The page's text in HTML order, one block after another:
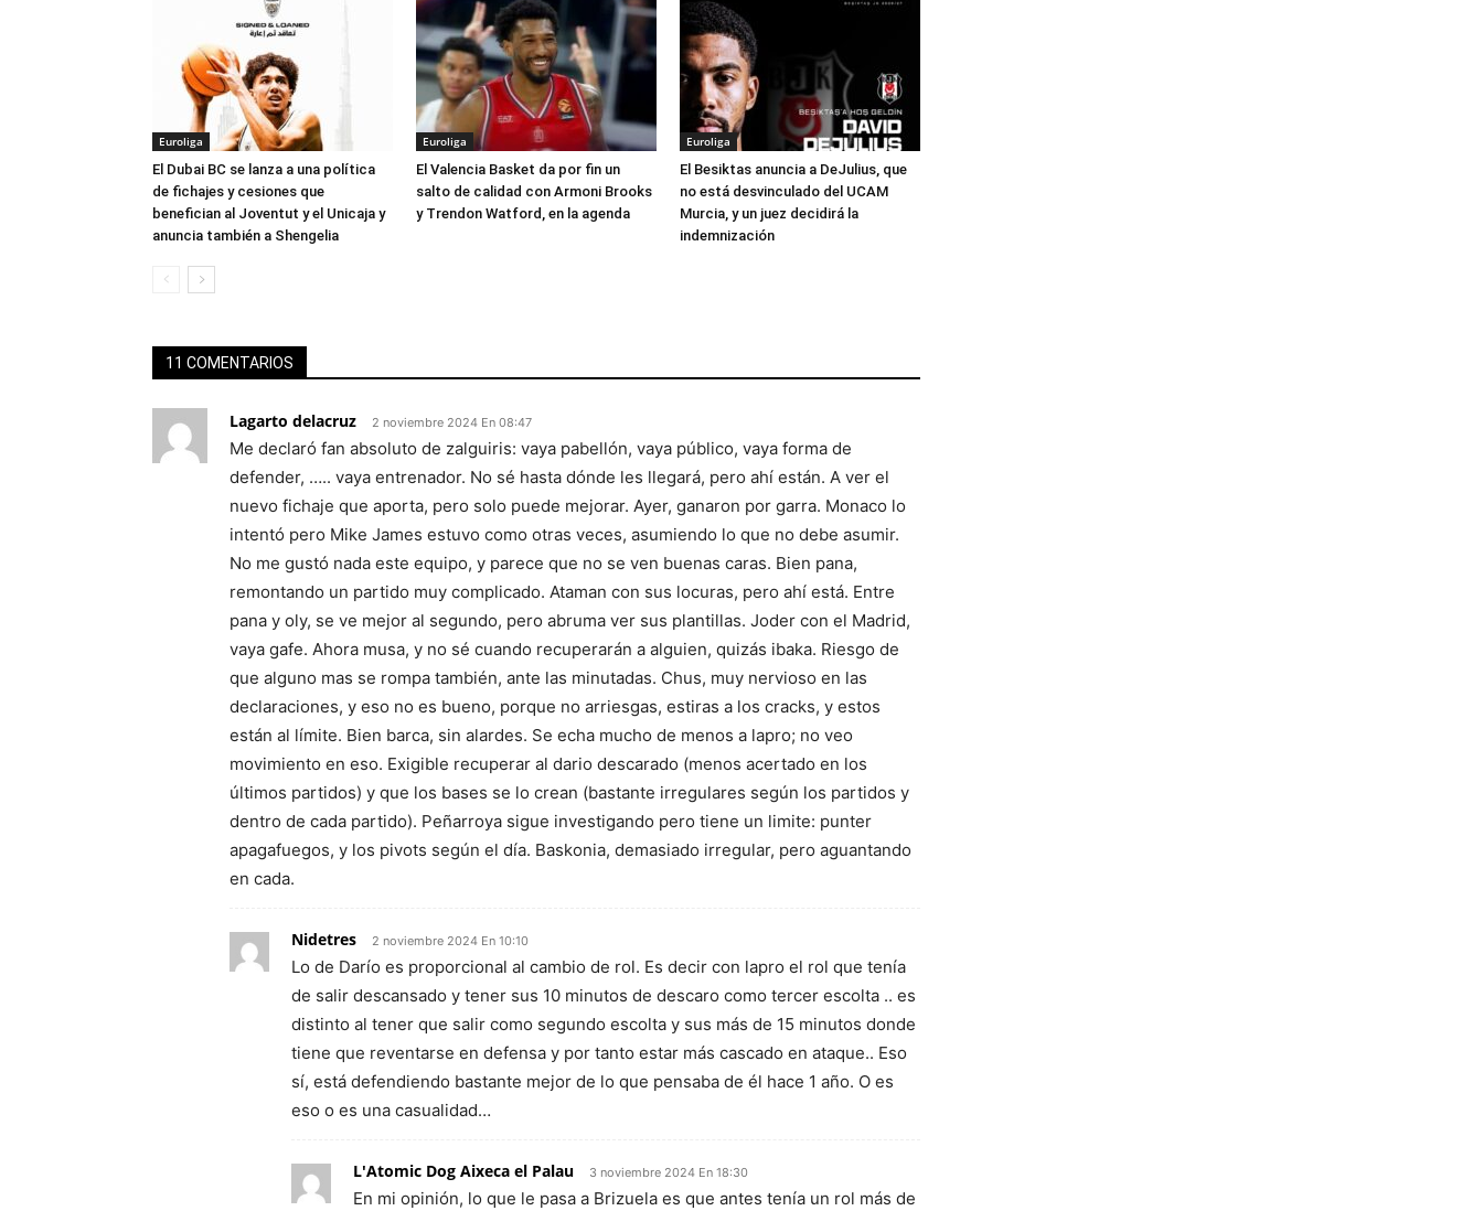
Euroliga
El Dubai BC se lanza a una política
de fichajes y cesiones que
benefician al Joventut y el Unicaja y
anuncia también a Shengelia
Euroliga
El Valencia Basket da por fin un
salto de calidad con Armoni Brooks
y Trendon Watford, en la agenda
Euroliga
El Besiktas anuncia a DeJulius, que
no está desvinculado del UCAM
Murcia, y un juez decidirá la
indemnización
11 COMENTARIOS
Lagarto delacruz 2 noviembre 2024 En 08:47
Me declaró fan absoluto de zalguiris: vaya pabellón, vaya público, vaya forma de
defender, ….. vaya entrenador. No sé hasta dónde les llegará, pero ahí están. A ver el
nuevo fichaje que aporta, pero solo puede mejorar. Ayer, ganaron por garra. Monaco lo
intentó pero Mike James estuvo como otras veces, asumiendo lo que no debe asumir.
No me gustó nada este equipo, y parece que no se ven buenas caras. Bien pana,
remontando un partido muy complicado. Ataman con sus locuras, pero ahí está. Entre
pana y oly, se ve mejor al segundo, pero abruma ver sus plantillas. Joder con el Madrid,
vaya gafe. Ahora musa, y no sé cuando recuperarán a alguien, quizás ibaka. Riesgo de
que alguno mas se rompa también, ante las minutadas. Chus, muy nervioso en las
declaraciones, y eso no es bueno, porque no arriesgas, estiras a los cracks, y estos
están al límite. Bien barca, sin alardes. Se echa mucho de menos a lapro; no veo
movimiento en eso. Exigible recuperar al dario descarado (menos acertado en los
últimos partidos) y que los bases se lo crean (bastante irregulares según los partidos y
dentro de cada partido). Peñarroya sigue investigando pero tiene un limite: punter
apagafuegos, y los pivots según el día. Baskonia, demasiado irregular, pero aguantando
en cada.
Nidetres 2 noviembre 2024 En 10:10
Lo de Darío es proporcional al cambio de rol. Es decir con lapro el rol que tenía
de salir descansado y tener sus 10 minutos de descaro como tercer escolta .. es
distinto al tener que salir como segundo escolta y sus más de 15 minutos donde
tiene que reventarse en defensa y por tanto estar más cascado en ataque.. Eso
sí, está defendiendo bastante mejor de lo que pensaba de él hace 1 año. O es
eso o es una casualidad…
L'Atomic Dog Aixeca el Palau 3 noviembre 2024 En 18:30
En mi opinión, lo que le pasa a Brizuela es que antes tenía un rol más de